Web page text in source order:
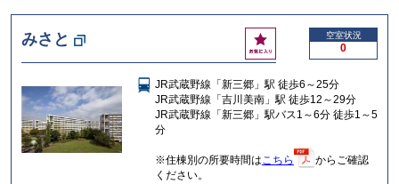
みさと
お
気
入
り
空室状況
0
JR武蔵野線「新三郷」駅 徒歩6～25分
JR武蔵野線「吉川美南」駅 徒歩12～29分
JR武蔵野線「新三郷」駅バス1～6分 徒歩1～5
分
※住棟別の所要時間はこちら
からご確認
ください。